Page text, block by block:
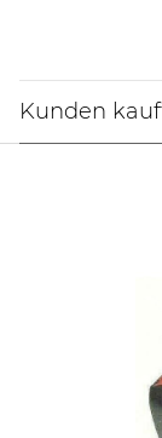
Kunden